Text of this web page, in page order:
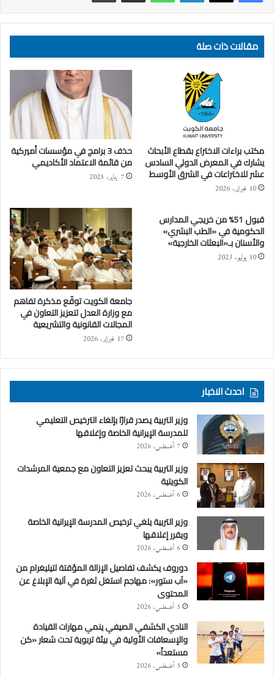
مقالات ذات صلة
مكتب براءات الاختراع بقطاع الأبحاث
يشارك في المعرض الدولي السادس
عشر للاختراعات في الشرق الأوسط
10 فبراير، 2026
حذف 3 برامج في مؤسسات أميركية
من قائمة الاعتماد الأكاديمي
7 يناير، 2025
قبول 51% من خريجي المدارس
الحكومية في «الطب البشري»
والأسنان بـ«البعثات الخارجية»
10 يوليو، 2023
جامعة الكويت توقّع مذكرة تفاهم
مع وزارة العدل لتعزيز التعاون في
المجالات القانونية والتشريعية
17 فبراير، 2026
احدث الاخبار
وزير التربية يصدر قرارًا بإلغاء الترخيص التعليمي
للمدرسة الإيرانية الخاصة وإغلاقها
7 أغسطس، 2026
وزير التربية يبحث تعزيز التعاون مع جمعية المرشدات
الكويتية
6 أغسطس، 2026
وزير التربية يلغي ترخيص المدرسة الإيرانية الخاصة
ويقرر إغلاقها
6 أغسطس، 2026
دوروف يكشف تفاصيل الإزالة المؤقتة لتيليغرام من
«آب ستور»: مهاجم استغل ثغرة في آلية الإبلاغ عن
المحتوى
5 أغسطس، 2026
النادي الكشفي الصيفي ينمي مهارات القيادة
والإسعافات الأولية في بيئة تربوية تحت شعار «كن
مستعداً»
5 أغسطس، 2026